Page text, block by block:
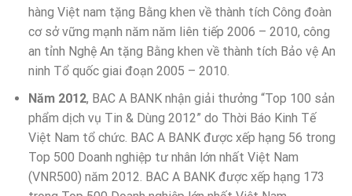
hàng Việt nam tặng Bằng khen về thành tích Công đoàn
cơ sở vững mạnh năm năm liên tiếp 2006 – 2010, công
an tỉnh Nghệ An tặng Bằng khen về thành tích Bảo vệ An
ninh Tổ quốc giai đoạn 2005 – 2010.
Năm 2012, BAC A BANK nhận giải thưởng “Top 100 sản
phẩm dịch vụ Tin & Dùng 2012” do Thời Báo Kinh Tế
Việt Nam tổ chức. BAC A BANK được xếp hạng 56 trong
Top 500 Doanh nghiệp tư nhân lớn nhất Việt Nam
(VNR500) năm 2012. BAC A BANK được xếp hạng 173